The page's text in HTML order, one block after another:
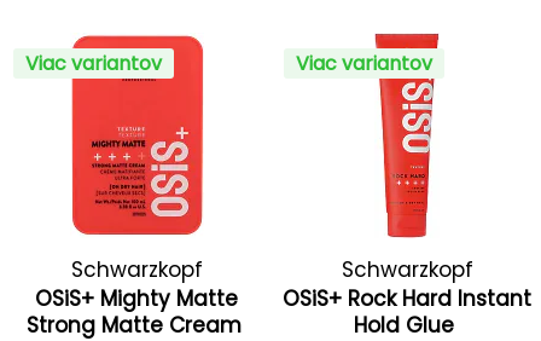
Viac variantov
Schwarzkopf
Professional
OSiS+ Mighty Matte
Strong Matte Cream
Viac variantov
Schwarzkopf
Professional
OSiS+ Rock Hard Instant
Hold Glue